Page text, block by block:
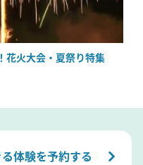
花火大会・夏祭り特集
体験を予約する